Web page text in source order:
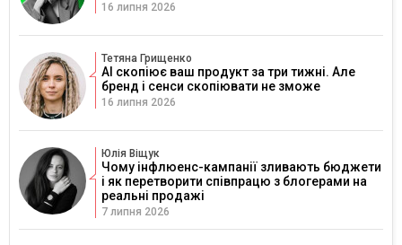
16 липня 2026
Тетяна Грищенко
AI скопіює ваш продукт за три тижні. Але
бренд і сенси скопіювати не зможе
16 липня 2026
Юлія Віщук
Чому інфлюенс-кампанії зливають бюджети
і як перетворити співпрацю з блогерами на
реальні продажі
7 липня 2026